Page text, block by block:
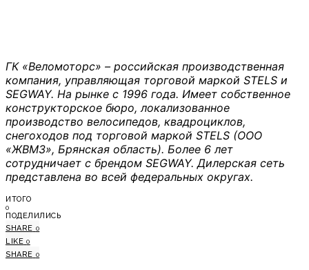
ГК «Веломоторс» – российская производственная
компания, управляющая торговой маркой STELS и
SEGWAY. На рынке с 1996 года. Имеет собственное
конструкторское бюро, локализованное
производство велосипедов, квадроциклов,
снегоходов под торговой маркой STELS (ООО
«ЖВМЗ», Брянская область). Более 6 лет
сотрудничает с брендом SEGWAY. Дилерская сеть
представлена во всей федеральных округах.
ИТОГО
0
ПОДЕЛИЛИСЬ
SHARE 0
LIKE 0
SHARE 0